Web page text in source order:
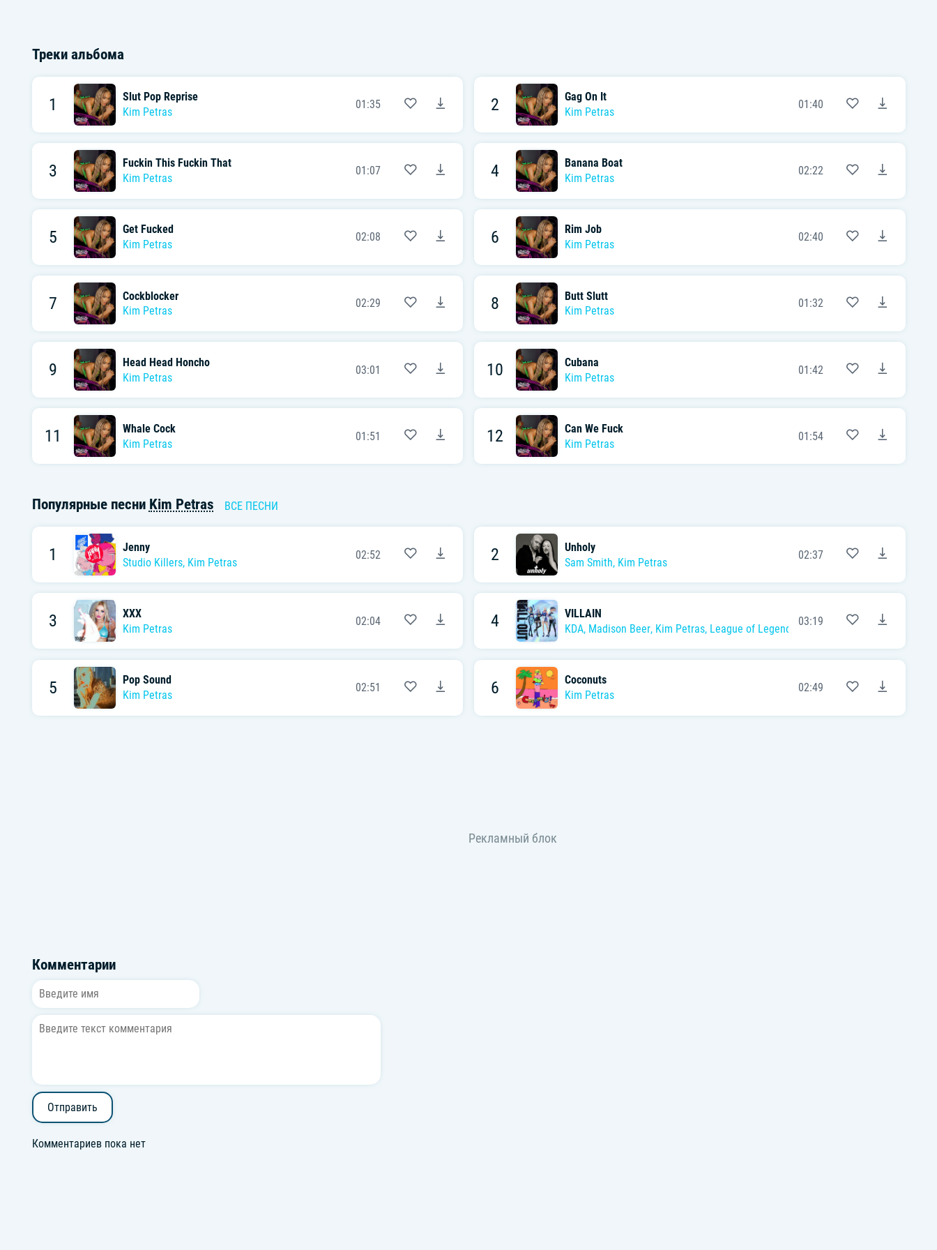
Треки альбома
1
Slut Pop Reprise
Kim Petras
01:35 2
Gag On It
Kim Petras
01:40
3
Fuckin This Fuckin That
Kim Petras
01:07 4
Banana Boat
Kim Petras
02:22
5
Get Fucked
Kim Petras
02:08 6
Rim Job
Kim Petras
02:40
7
Cockblocker
Kim Petras
02:29 8
Butt Slutt
Kim Petras
01:32
9
Head Head Honcho
Kim Petras
03:01 10
Cubana
Kim Petras
01:42
11
Whale Cock
Kim Petras
01:51 12
Can We Fuck
Kim Petras
01:54
Популярные песни Kim Petras ВСЕ ПЕСНИ
1
Jenny
Studio Killers, Kim Petras
02:52 2
Unholy
Sam Smith, Kim Petras
02:37
3
XXX
Kim Petras
02:04 4
VILLAIN
KDA, Madison Beer, Kim Petras, League of Legends
03:19
5
Pop Sound
Kim Petras
02:51 6
Coconuts
Kim Petras
02:49
Комментарии
Отправить
Комментариев пока нет